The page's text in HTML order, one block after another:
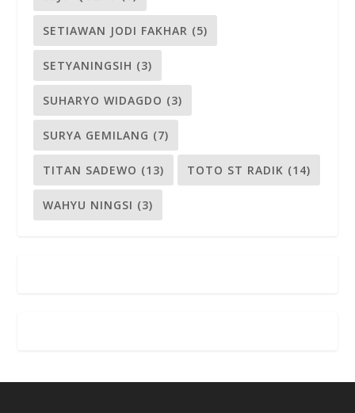
SETIAWAN JODI FAKHAR (5)
SETYANINGSIH (3)
SUHARYO WIDAGDO (3)
SURYA GEMILANG (7)
TITAN SADEWO (13) TOTO ST RADIK (14)
WAHYU NINGSI (3)